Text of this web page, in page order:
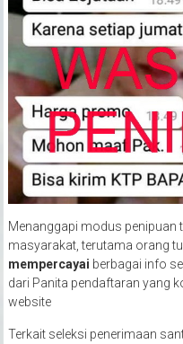
Menanggapi modus penipuan
masyarakat, terutama orang
mempercayai berbagai info
dari Panita pendaftaran yang
website
Terkait seleksi penerimaan